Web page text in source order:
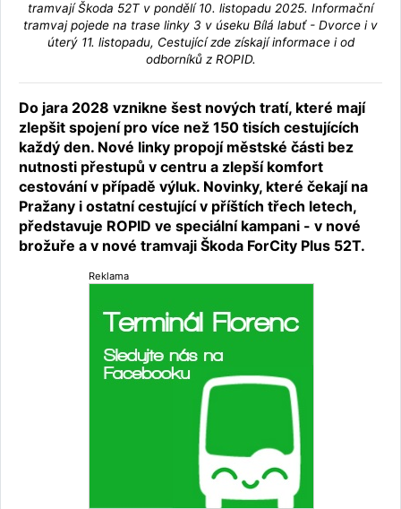
tramvají Škoda 52T v pondělí 10. listopadu 2025. Informační
tramvaj pojede na trase linky 3 v úseku Bílá labuť - Dvorce i v
úterý 11. listopadu, Cestující zde získají informace i od
odborníků z ROPID.
Do jara 2028 vznikne šest nových tratí, které mají
zlepšit spojení pro více než 150 tisích cestujících
každý den. Nové linky propojí městské části bez
nutnosti přestupů v centru a zlepší komfort
cestování v případě výluk. Novinky, které čekají na
Pražany i ostatní cestující v příštích třech letech,
představuje ROPID ve speciální kampani - v nové
brožuře a v nové tramvaji Škoda ForCity Plus 52T.
Reklama